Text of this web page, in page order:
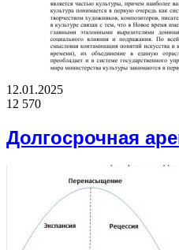
12.01.2025
12 570
Долгосрочная